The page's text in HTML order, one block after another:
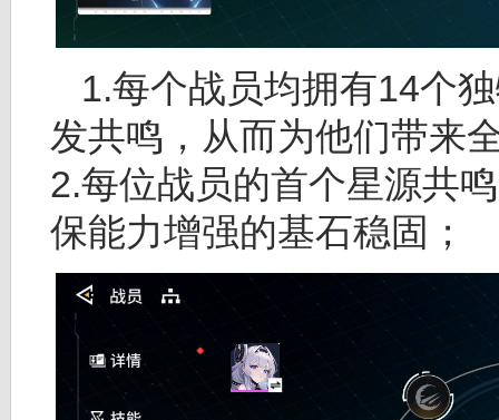
1.每个战员均拥有14个
发共鸣，从而为他们带来
2.每位战员的首个星源共
保能力增强的基石稳固；